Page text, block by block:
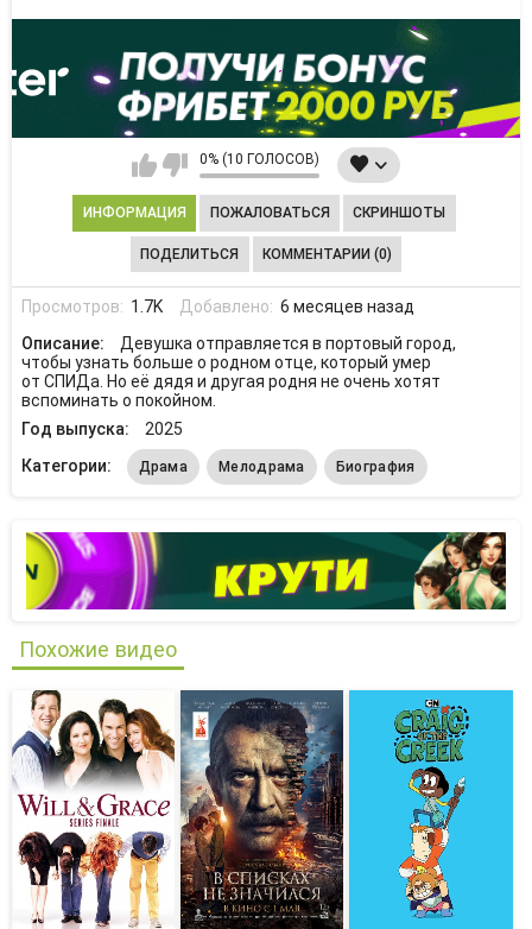
0% (10 ГОЛОСОВ)
ИНФОРМАЦИЯ ПОЖАЛОВАТЬСЯ СКРИНШОТЫ
ПОДЕЛИТЬСЯ КОММЕНТАРИИ (0)
Просмотров: 1.7K Добавлено: 6 месяцев назад
Описание:
Девушка отправляется в портовый город,
чтобы узнать больше о родном отце, который умер
от СПИДа. Но её дядя и другая родня не очень хотят
вспоминать о покойном.
Год выпуска:
2025
Категории:
Драма Мелодрама Биография
Похожие видео